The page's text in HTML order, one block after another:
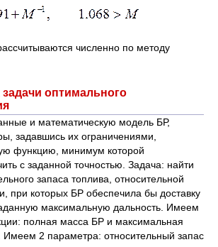
численно по методу
оптимального
и математическую модель БР,
задавшись их ограничениями,
функцию, минимум которой
с заданной точностью. Задача: найти
запаса топлива, относительной
при которых БР обеспечила бы доставку
максимальную дальность. Имеем
полная масса БР и максимальная
Имеем 2 параметра: относительный запас